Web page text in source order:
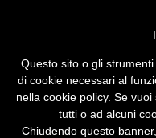
vendita
Il gigante dei
pannelli
Questo sito o gli
di cookie necessari al
nella cookie policy. Se
tutti o ad alcuni
Chiudendo questo